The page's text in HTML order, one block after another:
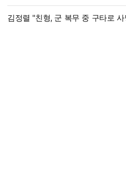
출국금지 조치도"
김정렬 "친형, 군 복무 중 구타로